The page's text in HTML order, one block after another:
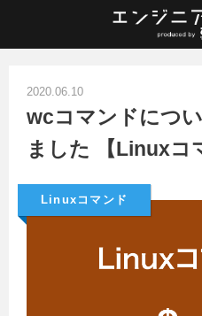
Linux入門/ Linux
wcコマンドについて詳しくまとめ
2020.06.10
wcコマンドにつ
ました 【Linuxコ
Linuxコマンド